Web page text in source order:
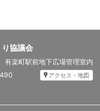
協議会
有楽町駅前地下広場管理室内
アクセス・地図